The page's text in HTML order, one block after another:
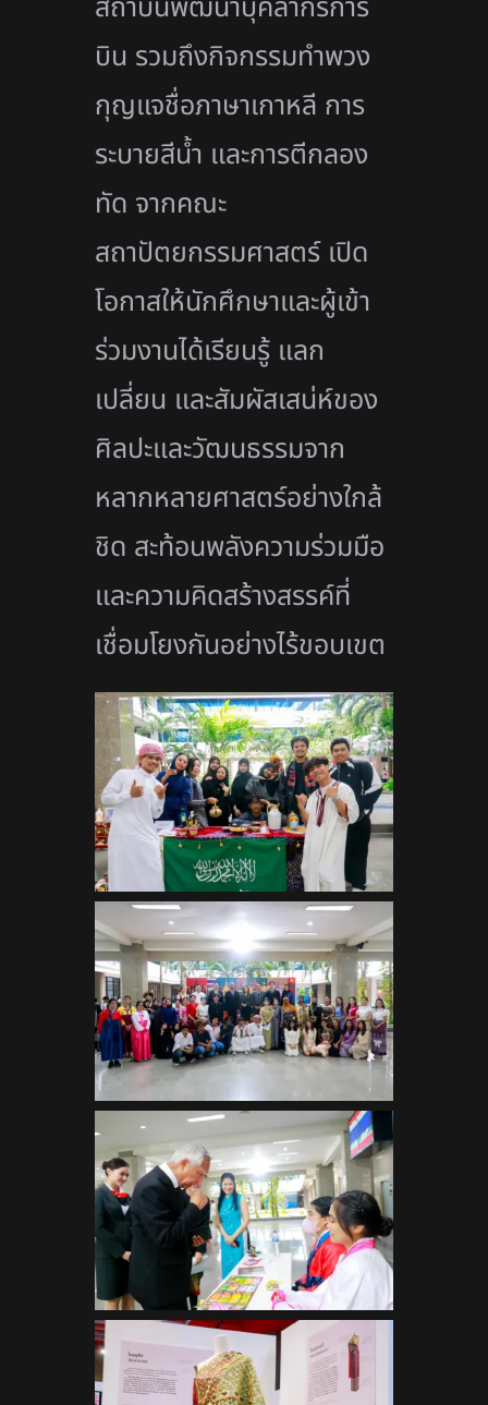
บิน รวมถึงกิจกรรมทำพวง
กุญแจชื่อภาษาเกาหลี การ
ระบายสีน้ำ และการตีกลอง
ทัด จากคณะ
สถาปัตยกรรมศาสตร์ เปิด
โอกาสให้นักศึกษาและผู้เข้า
ร่วมงานได้เรียนรู้ แลก
เปลี่ยน และสัมผัสเสน่ห์ของ
ศิลปะและวัฒนธรรมจาก
หลากหลายศาสตร์อย่างใกล้
ชิด สะท้อนพลังความร่วมมือ
และความคิดสร้างสรรค์ที่
เชื่อมโยงกันอย่างไร้ขอบเขต